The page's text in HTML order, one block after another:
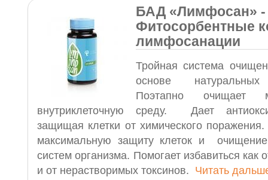
БАД «Лимфосан» -
Фитосорбентные
лимфосанации
Тройная система
основе натуральных
Поэтапно очищает
внутриклеточную среду. Дает
защищая клетки от химического
максимальную защиту клеток и очищение
систем организма. Помогает избавиться как
и от нерастворимых токсинов. Читать